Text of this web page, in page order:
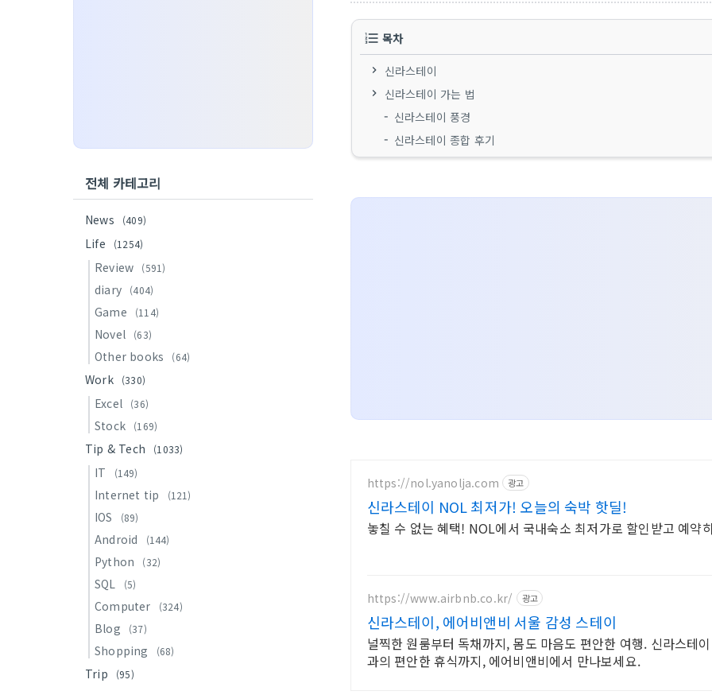
목차
신라스테이
신라스테이 가는 법
신라스테이 풍경
신라스테이 종합 후기
https://nol.yanolja.com 광고
신라스테이 NOL 최저가! 오늘의 숙박 핫딜!
놓칠 수 없는 혜택! NOL에서 국내숙소 최저가로 할인받고 예약
https://www.airbnb.co.kr/ 광고
신라스테이, 에어비앤비 서울 감성 스테이
널찍한 원룸부터 독채까지, 몸도 마음도 편안한 여행. 신라스테
과의 편안한 휴식까지, 에어비앤비에서 만나보세요.
전체 카테고리
News (409)
Life (1254)
Review (591)
diary (404)
Game (114)
Novel (63)
Other books (64)
Work (330)
Excel (36)
Stock (169)
Tip & Tech (1033)
IT (149)
Internet tip (121)
IOS (89)
Android (144)
Python (32)
SQL (5)
Computer (324)
Blog (37)
Shopping (68)
Trip (95)